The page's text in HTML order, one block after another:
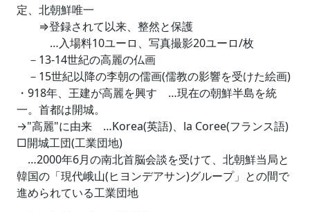
定、北朝鮮唯一
⇒登録されて以来、整然と保護
…入場料10ユーロ、写真撮影20ユーロ/枚
－13-14世紀の高麗の仏画
－15世紀以降の李朝の儒画(儒教の影響を受けた絵画)
・918年、王建が高麗を興す …現在の朝鮮半島を統
一。首都は開城。
→"高麗"に由来 …Korea(英語)、la Coree(フランス語)
□開城工団(工業団地)
…2000年6月の南北首脳会談を受けて、北朝鮮当局と
韓国の「現代峨山(ヒヨンデアサン)グループ」との間で
進められている工業団地